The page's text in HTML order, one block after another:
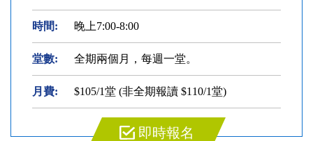
時間: 晚上7:00-8:00
堂數: 全期兩個月，每週一堂。
月費: $105/1堂 (非全期報讀 $110/1堂)
即時報名